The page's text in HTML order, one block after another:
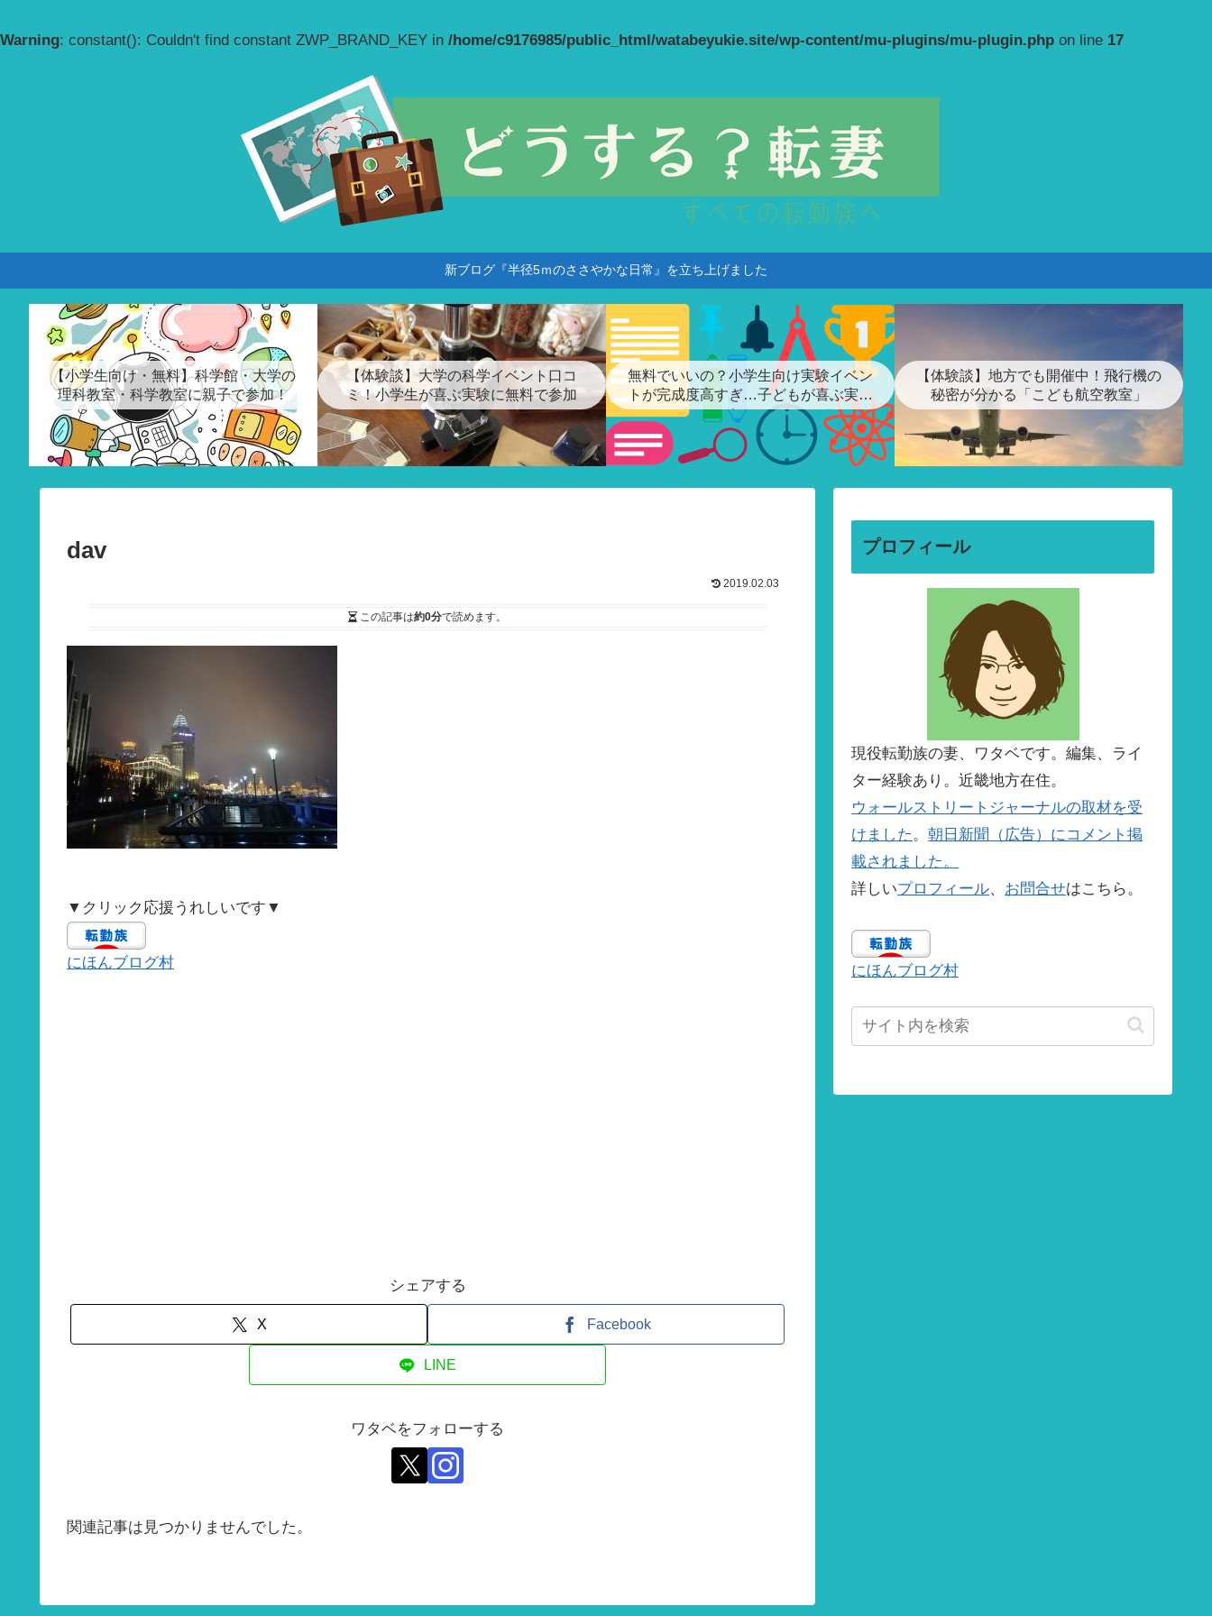
Warning: constant(): Couldn't find constant ZWP_BRAND_KEY in /home/c9176985/public_html/watabeyukie.site/wp-content/mu-plugins/mu-plugin.php on line 17
新ブログ『半径5ｍのささやかな日常』を立ち上げました
【小学生向け・無料】科学館・大学の
理科教室・科学教室に親子で参加！
【体験談】大学の科学イベント口コ
ミ！小学生が喜ぶ実験に無料で参加
無料でいいの？小学生向け実験イベン
トが完成度高すぎ…子どもが喜ぶ実験
ショー
【体験談】地方でも開催中！飛行機の
秘密が分かる「こども航空教室」
dav
2019.02.03
この記事は約0分で読めます。
▼クリック応援うれしいです▼
にほんブログ村
シェアする
X Facebook
LINE
ワタベをフォローする
関連記事は見つかりませんでした。
プロフィール
現役転勤族の妻、ワタベです。編集、ライ
ター経験あり。近畿地方在住。
ウォールストリートジャーナルの取材を受
けました。 朝日新聞（広告）にコメント掲
載されました。
詳しいプロフィール、 お問合せはこちら。
にほんブログ村